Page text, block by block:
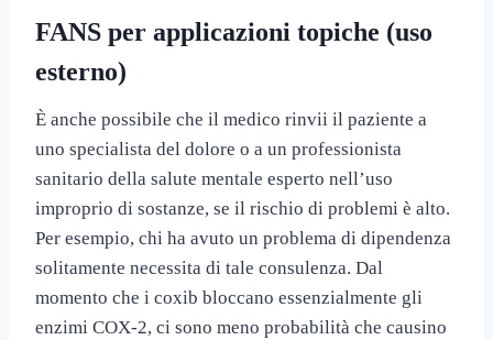
FANS per applicazioni topiche (uso
esterno)
È anche possibile che il medico rinvii il paziente a
uno specialista del dolore o a un professionista
sanitario della salute mentale esperto nell’uso
improprio di sostanze, se il rischio di problemi è alto.
Per esempio, chi ha avuto un problema di dipendenza
solitamente necessita di tale consulenza. Dal
momento che i coxib bloccano essenzialmente gli
enzimi COX-2, ci sono meno probabilità che causino